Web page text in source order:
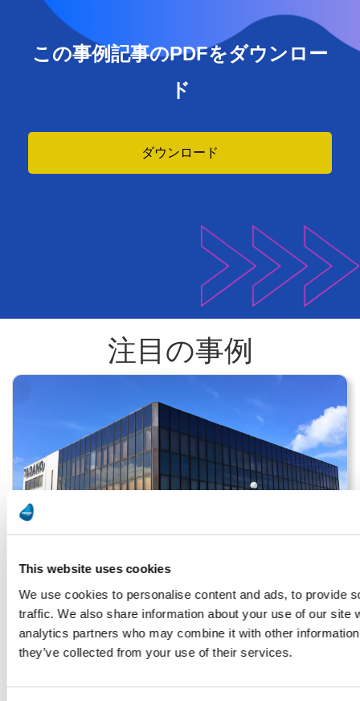
This website uses cookies
We use cookies to personalise content and ads, to provide
traffic. We also share information about your use of our site
analytics partners who may combine it with other
they’ve collected from your use of their services.
この事例記事のPDFをダウンロー
ド
ダウンロード
注目の事例
タダノシステムズ